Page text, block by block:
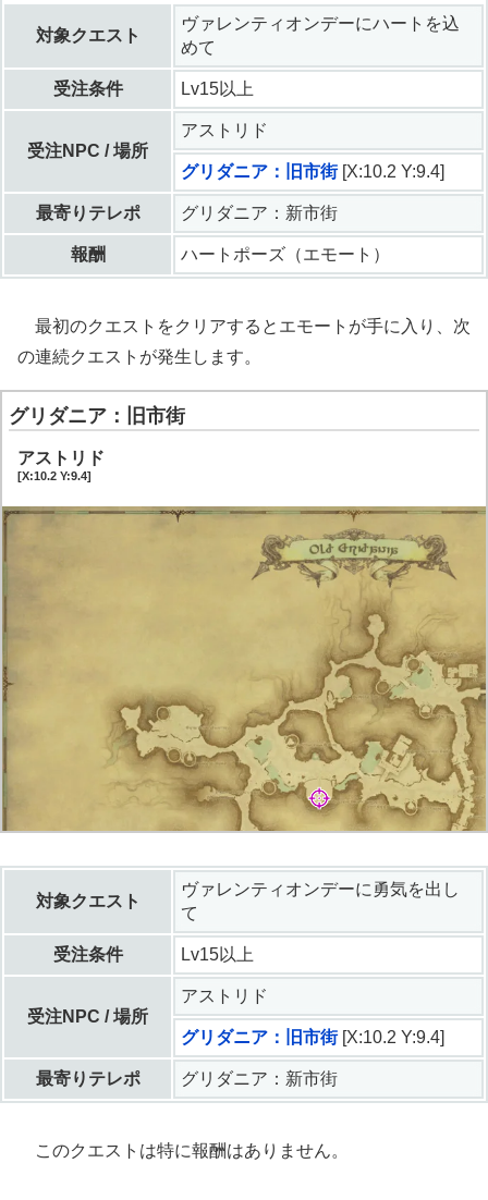
対象クエスト
ヴァレンティオンデーにハートを込
めて
受注条件 Lv15以上
受注NPC / 場所
アストリド
グリダニア：旧市街[X:10.2 Y:9.4]
最寄りテレポ グリダニア：新市街
報酬 ハートポーズ（エモート）
最初のクエストをクリアするとエモートが手に入り、次
の連続クエストが発生します。
グリダニア：旧市街
アストリド
[X:10.2 Y:9.4]
対象クエスト
ヴァレンティオンデーに勇気を出し
て
受注条件 Lv15以上
受注NPC / 場所
アストリド
グリダニア：旧市街[X:10.2 Y:9.4]
最寄りテレポ グリダニア：新市街
このクエストは特に報酬はありません。